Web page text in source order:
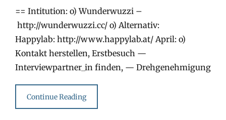
== Intitution: o) Wunderwuzzi –
http://wunderwuzzi.cc/ o) Alternativ:
Happylab: http://www.happylab.at/ April: o)
Kontakt herstellen, Erstbesuch —
Interviewpartner_in finden, — Drehgenehmigung
Continue Reading